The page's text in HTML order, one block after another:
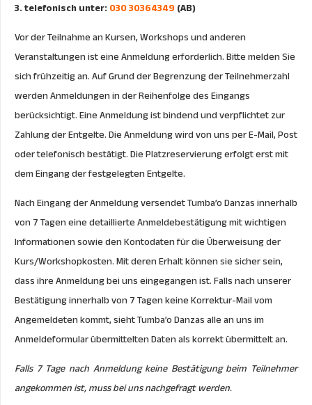
3. telefonisch unter: 030 30364349 (AB)
Vor der Teilnahme an Kursen, Workshops und anderen
Veranstaltungen ist eine Anmeldung erforderlich. Bitte melden Sie
sich frühzeitig an. Auf Grund der Begrenzung der Teilnehmerzahl
werden Anmeldungen in der Reihenfolge des Eingangs
berücksichtigt. Eine Anmeldung ist bindend und verpflichtet zur
Zahlung der Entgelte. Die Anmeldung wird von uns per E-Mail, Post
oder telefonisch bestätigt. Die Platzreservierung erfolgt erst mit
dem Eingang der festgelegten Entgelte.
Nach Eingang der Anmeldung versendet Tumba’o Danzas innerhalb
von 7 Tagen eine detaillierte Anmeldebestätigung mit wichtigen
Informationen sowie den Kontodaten für die Überweisung der
Kurs/Workshopkosten. Mit deren Erhalt können sie sicher sein,
dass ihre Anmeldung bei uns eingegangen ist. Falls nach unserer
Bestätigung innerhalb von 7 Tagen keine Korrektur-Mail vom
Angemeldeten kommt, sieht Tumba’o Danzas alle an uns im
Anmeldeformular übermittelten Daten als korrekt übermittelt an.
Falls 7 Tage nach Anmeldung keine Bestätigung beim Teilnehmer
angekommen ist, muss bei uns nachgefragt werden.